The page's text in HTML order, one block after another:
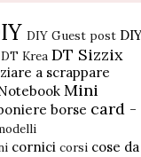
DIY Guest post
DT Krea DT Sizzix
a scrappare
Mini
borse card -
cornici corsi cose da